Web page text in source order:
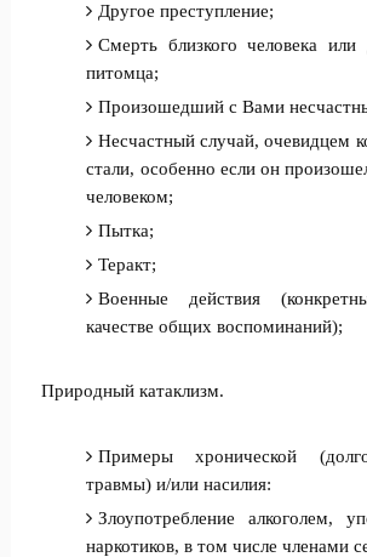
Другое преступление;
Смерть близкого человека или
питомца;
Произошедший с Вами
Несчастный случай, очевидцем
стали, особенно если он
человеком;
Пытка;
Теракт;
Военные действия
качестве общих воспоминаний);
Природный катаклизм.
Примеры хронической
травмы) и/или насилия:
Злоупотребление алкоголем,
наркотиков, в том числе членами